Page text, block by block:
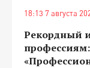
18:13 7 августа
Рекордный